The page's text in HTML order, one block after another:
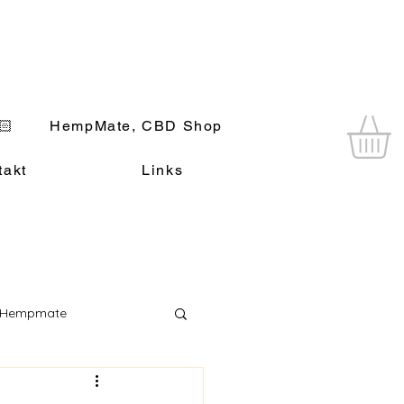
HempMate, CBD Shop
Links